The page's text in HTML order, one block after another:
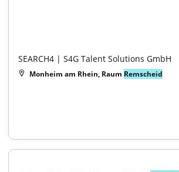
SEARCH4 | S4G Talent Solutions GmbH
Monheim am Rhein, Raum Remscheid